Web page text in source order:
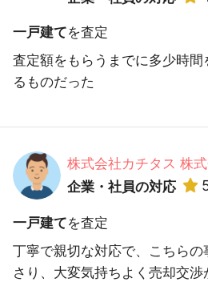
一戸建てを査定
査定額をもらうまでに多少時間
るものだった
株式会社カチタス 株
企業・社員の対応
一戸建てを査定
丁寧で親切な対応で、こちら
さり、大変気持ちよく売却交渉